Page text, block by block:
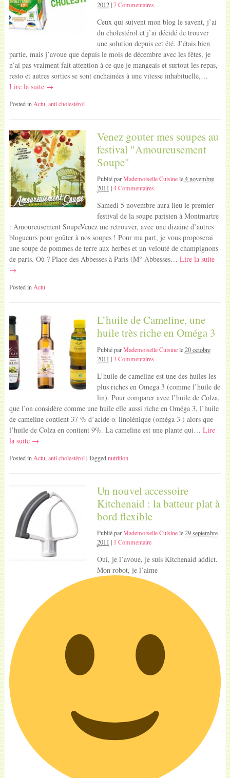
2012|7 Commentaires
Ceux qui suivent mon blog le savent, j’ai
du cholestérol et j’ai décidé de trouver
une solution depuis cet été. J’étais bien
partie, mais j’avoue que depuis le mois de décembre avec les fêtes, je
n’ai pas vraiment fait attention à ce que je mangeais et surtout les repas,
resto et autres sorties se sont enchainées à une vitesse inhabituelle,…
Lire la suite →
Posted in Actu, anti cholestérol
Venez gouter mes soupes au
festival "Amoureusement
Soupe"
Publié parMademoiselle Cuisinele4 novembre
2011 |4 Commentaires
Samedi 5 novembre aura lieu le premier
festival de la soupe parisien à Montmartre
: Amoureusement SoupeVenez me retrouver, avec une dizaine d’autres
blogueurs pour goûter à nos soupes ! Pour ma part, je vous proposerai
une soupe de pommes de terre aux herbes et un velouté de champignons
de paris. Où ? Place des Abbesses à Paris (M° Abbesses… Lire la suite
→
Posted in Actu
L’huile de Cameline, une
huile très riche en Oméga 3
Publié parMademoiselle Cuisinele20 octobre
2011 |3 Commentaires
L’huile de cameline est une des huiles les
plus riches en Omega 3 (comme l’huile de
lin). Pour comparer avec l’huile de Colza,
que l’on considère comme une huile elle aussi riche en Oméga 3, l’huile
de cameline contient 37 % d’acide α-linolénique (oméga 3 ) alors que
l’huile de Colza en contient 9%. La cameline est une plante qui… Lire
la suite →
Posted in Actu, anti cholestérol | Taggednutrition
Un nouvel accessoire
Kitchenaid : la batteur plat à
bord flexible
Publié parMademoiselle Cuisinele29 septembre
2011 | 1 Commentaire
Oui, je l’avoue, je suis Kitchenaid addict.
Mon robot, je l’aime